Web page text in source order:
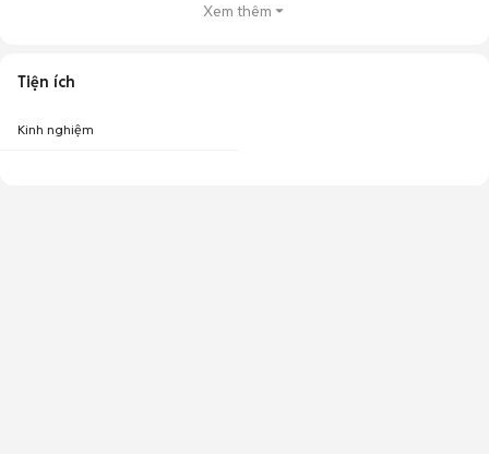
Xem thêm
Tiện ích
Kinh nghiệm